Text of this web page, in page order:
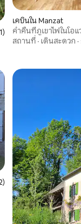
ลี่ย 4.8 จาก 5, 41 รีวิว
เคบินใน Manzat
ค่ำคืนที่ภูเขาไฟในโอ
สถานที่ · เดินสะดวก ·
เฉลี่ย 5 จาก 5, 12 รีวิว